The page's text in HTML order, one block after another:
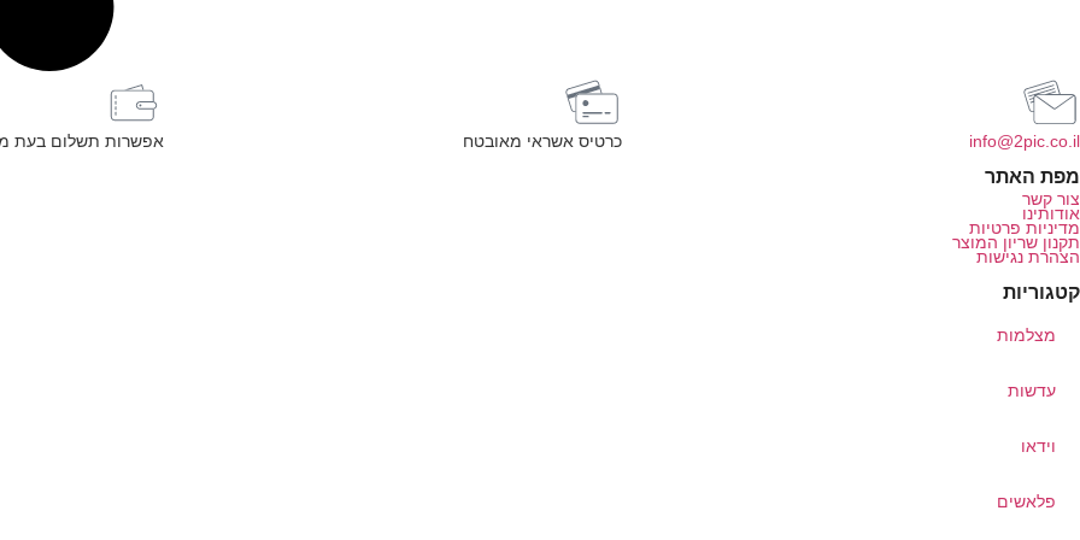
info@2pic.co.il כרטיס אשראי מאובטח אפשרות תשלום בעת
מפת האתר
צור קשר
אודותינו
מדיניות פרטיות
תקנון שריון המוצר
הצהרת נגישות
קטגוריות
מצלמות
עדשות
וידאו
פלאשים